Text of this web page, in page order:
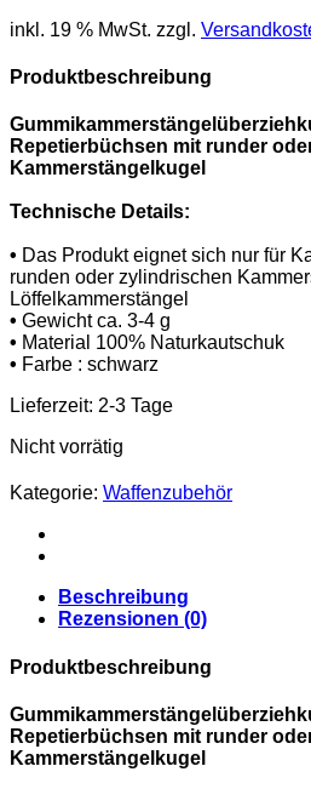
inkl. 19 % MwSt. zzgl.
Produktbeschreibung
Repetierbüchsen mit runder
Kammerstängelkugel
Technische Details:
• Das Produkt eignet sich nur für
runden oder zylindrischen
Löffelkammerstängel
• Gewicht ca. 3-4 g
• Material 100% Naturkautschuk
• Farbe : schwarz
Lieferzeit: 2-3 Tage
Nicht vorrätig
Kategorie: Waffenzubehör
Beschreibung
Rezensionen (0)
Produktbeschreibung
Repetierbüchsen mit runder
Kammerstängelkugel